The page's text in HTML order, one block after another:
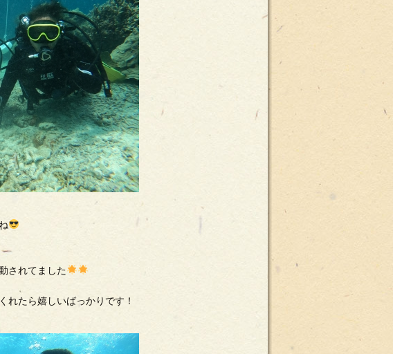
されてました
れたら嬉しいばっかりです！